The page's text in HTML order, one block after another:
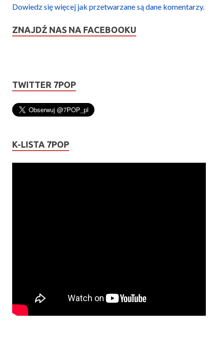
Dowiedz się więcej jak przetwarzane są dane komentarzy.
ZNAJDŹ NAS NA FACEBOOKU
TWITTER 7POP
K-LISTA 7POP